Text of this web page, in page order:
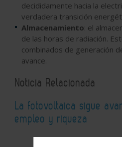
decididamente hacia la
verdadera transición
Almacenamiento: el
de las horas de radiación.
combinados de generación
avance.
Noticia Relacionada
La fotovoltaica sigue
empleo y riqueza